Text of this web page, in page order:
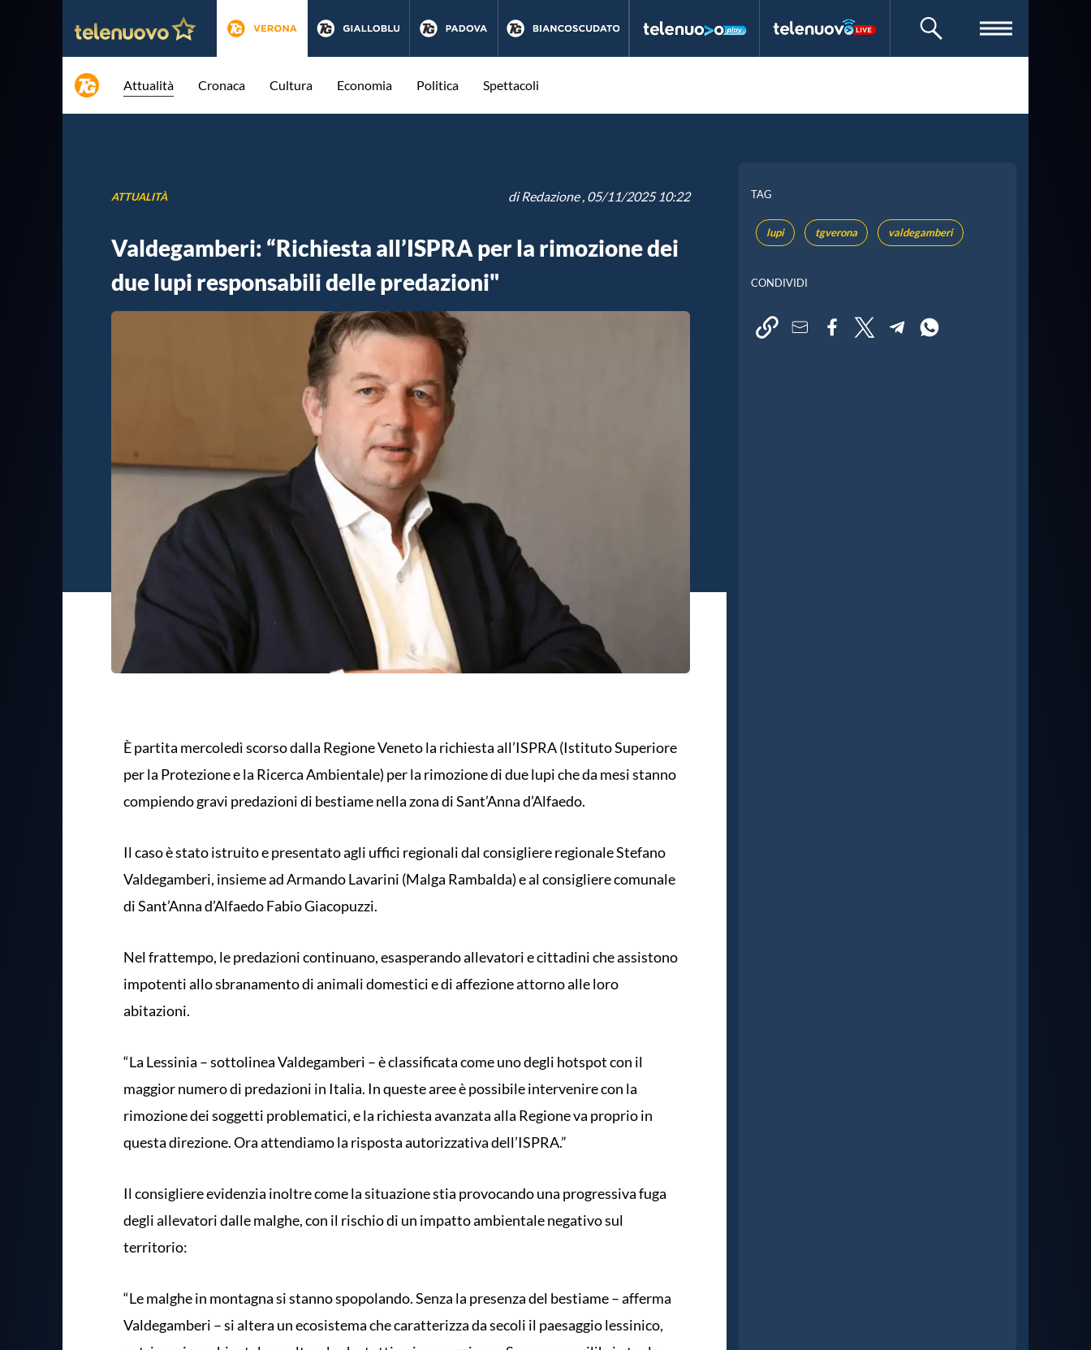
CERCA
Attualità Cronaca Cultura Economia Politica Spettacoli
ATTUALITÀ diRedazione, 05/11/2025 10:22
Valdegamberi: “Richiesta all’ISPRA per la rimozione dei
due lupi responsabili delle predazioni"
È partita mercoledì scorso dalla Regione Veneto la richiesta all’ISPRA (Istituto Superiore
per la Protezione e la Ricerca Ambientale) per la rimozione di due lupi che da mesi stanno
compiendo gravi predazioni di bestiame nella zona di Sant’Anna d’Alfaedo.
Il caso è stato istruito e presentato agli uffici regionali dal consigliere regionale Stefano
Valdegamberi, insieme ad Armando Lavarini (Malga Rambalda) e al consigliere comunale
di Sant’Anna d’Alfaedo Fabio Giacopuzzi.
Nel frattempo, le predazioni continuano, esasperando allevatori e cittadini che assistono
impotenti allo sbranamento di animali domestici e di affezione attorno alle loro
abitazioni.
“La Lessinia – sottolinea Valdegamberi – è classificata come uno degli hotspot con il
maggior numero di predazioni in Italia. In queste aree è possibile intervenire con la
rimozione dei soggetti problematici, e la richiesta avanzata alla Regione va proprio in
questa direzione. Ora attendiamo la risposta autorizzativa dell’ISPRA.”
Il consigliere evidenzia inoltre come la situazione stia provocando una progressiva fuga
degli allevatori dalle malghe, con il rischio di un impatto ambientale negativo sul
territorio:
“Le malghe in montagna si stanno spopolando. Senza la presenza del bestiame – afferma
Valdegamberi – si altera un ecosistema che caratterizza da secoli il paesaggio lessinico,
TAG
lupi tgverona valdegamberi
CONDIVIDI